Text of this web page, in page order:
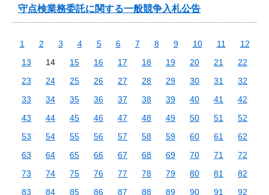
守点検業務委託に関する一般競争入札公告
1 2 3 4 5 6 7 8 9 10 11
12
13
14 15 16 17 18 19 20 21
22
23
24 25 26 27 28 29 30 31
32
33
34 35 36 37 38 39 40 41
42
43
44 45 46 47 48 49 50 51
52
53
54 55 56 57 58 59 60 61
62
63
64 65 66 67 68 69 70 71
72
73
74 75 76 77 78 79 80 81
82
83
84 85 86 87 88 89 90 91
92